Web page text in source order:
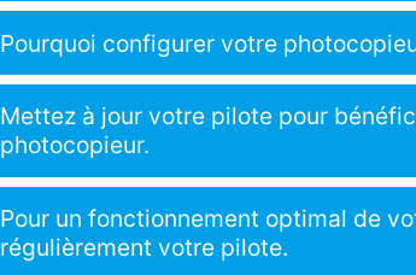
Pourquoi configurer votre
Mettez à jour votre pilote pour
photocopieur.
Pour un fonctionnement optimal de
régulièrement votre pilote.